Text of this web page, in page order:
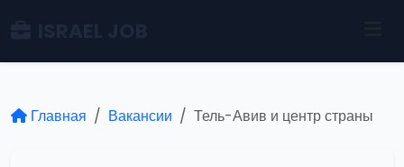
Главная Вакансии Тель-Авив и центр страны